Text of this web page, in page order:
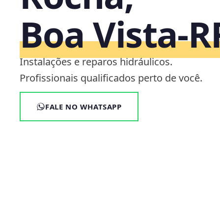
Boa
Instalações e reparos hidráulicos.
Profissionais qualificados perto de você.
FALE NO WHATSAPP